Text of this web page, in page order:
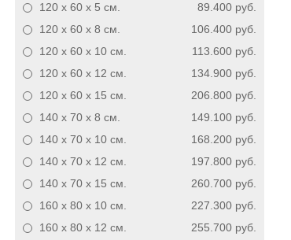
89.400 руб.
120 x 60 x 5 см.
106.400 руб.
120 x 60 x 8 см.
113.600 руб.
120 x 60 x 10см.
134.900 руб.
120 x 60 x 12 см.
206.800 руб.
120 x 60 x 15 см.
149.100 руб.
140 x 70 x 8 см.
168.200 руб.
140 x 70 x 10см.
197.800 руб.
140 x 70 x 12 см.
260.700 руб.
140 x 70 x 15 см.
227.300 руб.
160 x 80 x 10см.
255.700 руб.
160 x 80 x 12 см.